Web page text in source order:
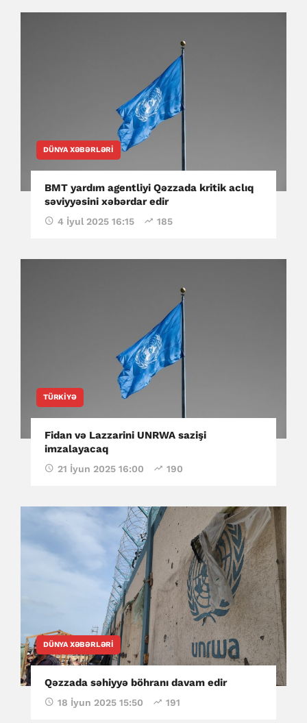
DÜNYA XƏBƏRLƏRI
BMT yardım agentliyi Qəzzada kritik aclıq
səviyyəsini xəbərdar edir
4 İyul 2025 16:15 185
TÜRKIYƏ
Fidan və Lazzarini UNRWA sazişi
imzalayacaq
21 İyun 2025 16:00 190
DÜNYA XƏBƏRLƏRI
Qəzzada səhiyyə böhranı davam edir
18 İyun 2025 15:50 191